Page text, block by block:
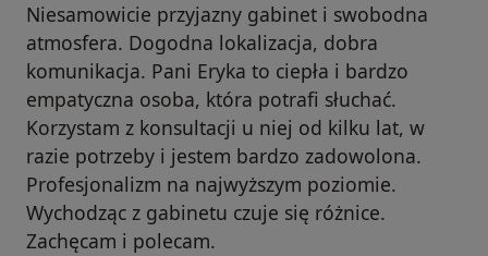
Niesamowicie przyjazny gabinet i swobodna
atmosfera. Dogodna lokalizacja, dobra
komunikacja. Pani Eryka to ciepła i bardzo
empatyczna osoba, która potrafi słuchać.
Korzystam z konsultacji u niej od kilku lat, w
razie potrzeby i jestem bardzo zadowolona.
Profesjonalizm na najwyższym poziomie.
Wychodząc z gabinetu czuje się różnice.
Zachęcam i polecam.